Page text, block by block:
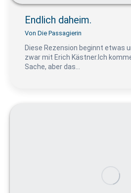
Endlich daheim.
Von Die Passagierin
Diese Rezension beginnt etwas
zwar mit Erich Kästner.Ich
Sache, aber das…